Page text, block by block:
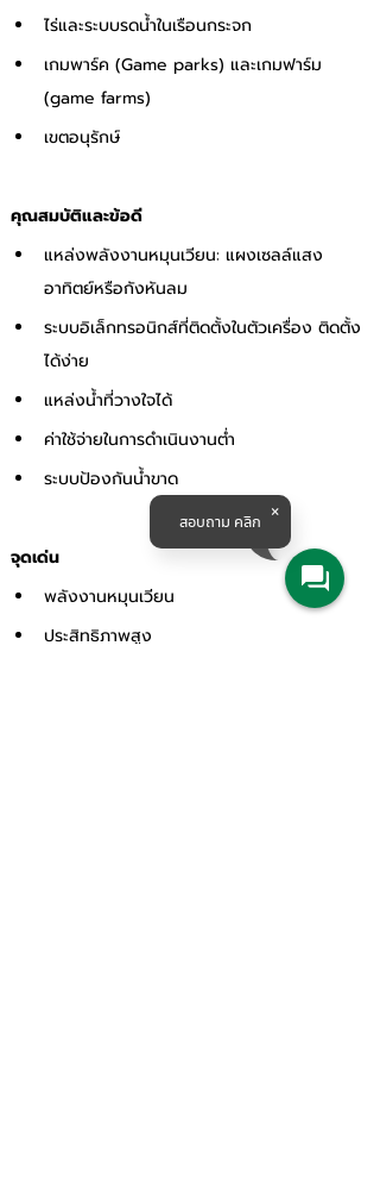
ไร่และระบบรดน้ำในเรือนกระจก
เกมพาร์ค (Game parks) และเกมฟาร์ม
(game farms)
เขตอนุรักษ์
คุณสมบัติและข้อดี
แหล่งพลังงานหมุนเวียน: แผงเซลล์แสง
อาทิตย์หรือกังหันลม
ระบบอิเล็กทรอนิกส์ที่ติดตั้งในตัวเครื่อง ติดตั้ง
ได้ง่าย
แหล่งน้ำที่วางใจได้
ค่าใช้จ่ายในการดำเนินงานต่ำ
ระบบป้องกันน้ำขาด
จุดเด่น
พลังงานหมุนเวียน
ประสิทธิภาพสูง
สอบถาม คลิก